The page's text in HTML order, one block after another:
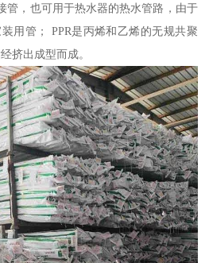
管，也可用于热水器的热水管路，由于
用管； PPR是丙烯和乙烯的无规共聚
挤出成型而成。